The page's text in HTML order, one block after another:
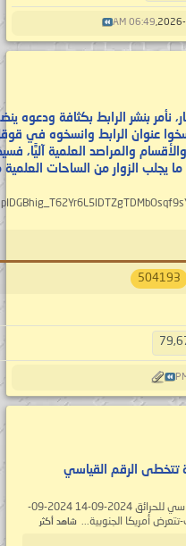
06:49 AM
نأمر بنشر الرابط بكثافة
فانسخوا عنوان الرابط وانسخوه
والمراصد العلمية آليًّا،
الزوار من الساحات العلمية
504193
تتخطى الرقم القياسي
قارة تشتعل.. أميركا الجنوبية تتخطى الرقم القياسي للحرائق 2024-09-14 2024-09-
شاهد أكثر